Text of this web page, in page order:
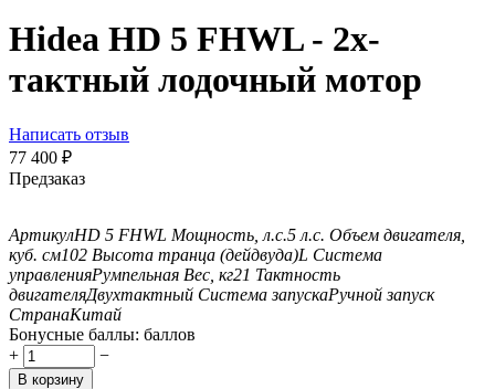
Hidea HD 5 FHWL - 2х-
тактный лодочный мотор
Написать отзыв
77 400 ₽
Предзаказ
АртикулHD 5 FHWL Мощность, л.с.5 л.с. Объем двигателя,
куб. см102 Высота транца (дейдвуда)L Система
управленияРумпельная Вес, кг21 Тактность
двигателяДвухтактный Система запускаРучной запуск
СтранаКитай
Бонусные баллы: баллов
+
−
В корзину